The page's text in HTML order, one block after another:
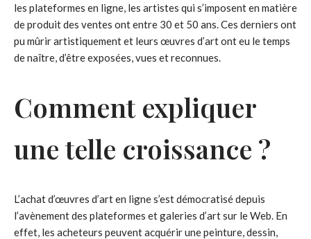
les plateformes en ligne, les artistes qui s’imposent en matière
de produit des ventes ont entre 30 et 50 ans. Ces derniers ont
pu mûrir artistiquement et leurs œuvres d’art ont eu le temps
de naître, d’être exposées, vues et reconnues.
Comment expliquer
une telle croissance ?
L’achat d’œuvres d’art en ligne s’est démocratisé depuis
l’avènement des plateformes et galeries d’art sur le Web. En
effet, les acheteurs peuvent acquérir une peinture, dessin,